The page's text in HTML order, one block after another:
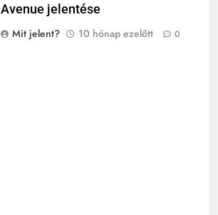
Avenue jelentése
Mit jelent?
10 hónap ezelőtt 0